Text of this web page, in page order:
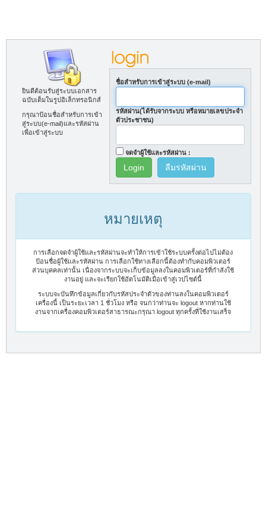
ชื่อสำหรับการเข้าสู่ระบบ (e-mail)
รหัสผ่าน(ได้รับจากระบบ หรือหมายเลขประจำ
ตัวประชาชน)
จดจำผู้ใช้และรหัสผ่าน :
ลืมรหัสผ่าน
ยินดีต้อนรับสู่ระบบเอกสาร
ฉบับเต็มในรูปอิเล็กทรอนิกส์
กรุณาป้อนชื่อสำหรับการเข้า
สู่ระบบ(e-mail)และรหัสผ่าน
เพื่อเข้าสู่ระบบ
หมายเหตุ
การเลือกจดจำผู้ใช้และรหัสผ่านจะทำให้การเข้าใช้ระบบครั้งต่อไปไม่ต้อง
ป้อนชื่อผู้ใช้และรหัสผ่าน การเลือกใช้ทางเลือกนี้ต้องทำกับคอมพิวเตอร์
ส่วนบุคคลเท่านั้น เนื่องจากระบบจะเก็บข้อมูลลงในคอมพิวเตอร์ที่กำลังใช้
งานอยู่ และจะเรียกใช้อัตโนมัติเมื่อเข้าสู่เวปไซต์นี้
ระบบจะบันทึกข้อมูลเกี่ยวกับรหัสประจำตัวของท่านลงในคอมพิวเตอร์
เครื่องนี้ เป็นระยะเวลา 1 ชั่วโมง หรือ จนกว่าท่านจะ logout หากท่านใช้
งานจากเครื่องคอมพิวเตอร์สาธารณะกรุณา logout ทุกครั้งที่ใช้งานเสร็จ